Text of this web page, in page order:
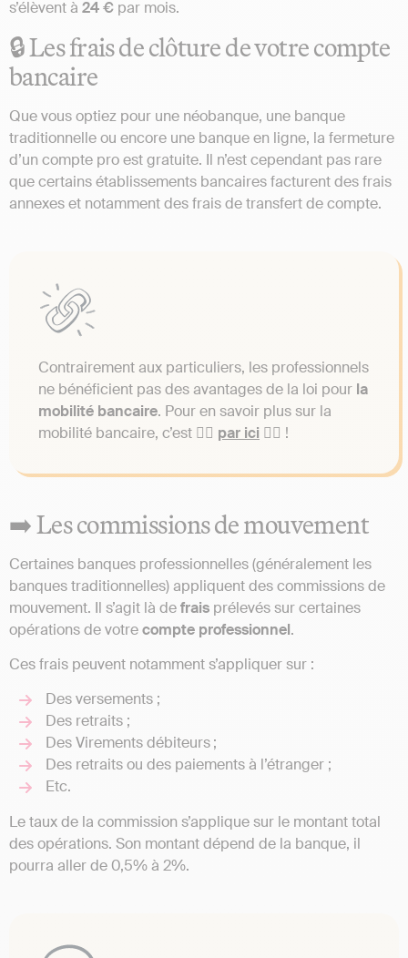
s’élèvent à 24 € par mois.
🔒 Les frais de clôture de votre compte
bancaire
Que vous optiez pour une néobanque, une banque
traditionnelle ou encore une banque en ligne, la fermeture
d’un compte pro est gratuite. Il n’est cependant pas rare
que certains établissements bancaires facturent des frais
annexes et notamment des frais de transfert de compte.
Contrairement aux particuliers, les professionnels
ne bénéficient pas des avantages de la loi pour la
mobilité bancaire. Pour en savoir plus sur la
mobilité bancaire, c’est 👉🏼 par ici 👈🏼 !
➡️ Les commissions de mouvement
Certaines banques professionnelles (généralement les
banques traditionnelles) appliquent des commissions de
mouvement. Il s’agit là defrais prélevés sur certaines
opérations de votrecompte professionnel.
Ces frais peuvent notamment s’appliquer sur :
Des versements ;
Des retraits ;
Des Virements débiteurs ;
Des retraits ou des paiements à l’étranger ;
Etc.
Le taux de la commission s’applique sur le montant total
des opérations. Son montant dépend de la banque, il
pourra aller de 0,5% à 2%.